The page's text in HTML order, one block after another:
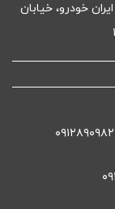
راه ایران خودرو، خیابان